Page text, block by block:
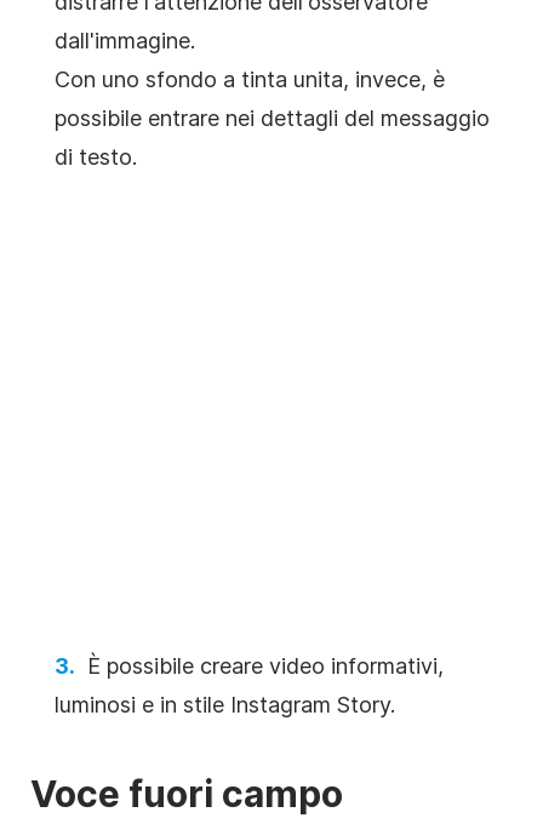
dall'immagine.
Con uno sfondo a tinta unita, invece, è
possibile entrare nei dettagli del messaggio
di testo.
È possibile creare video informativi,
luminosi e in stile Instagram Story.
Voce fuori campo